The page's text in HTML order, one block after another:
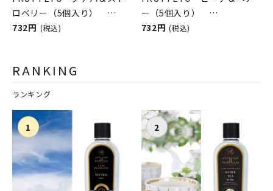
ロベリー（5個入り）
FRUTTETO（フルッテー
732円 (税込)
ー（5個入り）
FRUTTETO（フルッテー
732円 (税込)
RANKING
ランキング